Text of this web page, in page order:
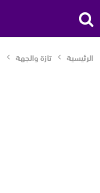
الرئيسية تازة والجهة